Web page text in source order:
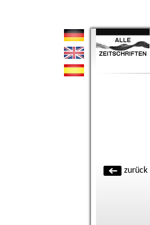
zurück